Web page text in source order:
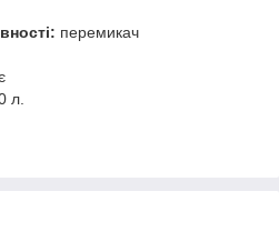
перемикач
л.